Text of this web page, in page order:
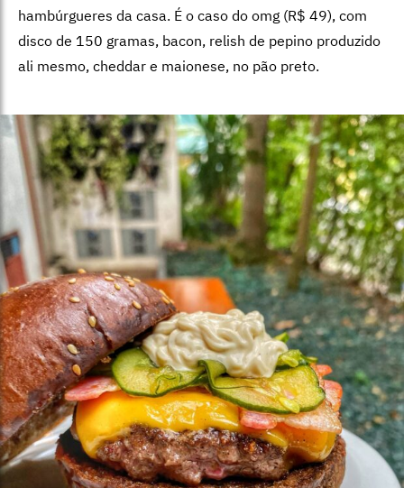
hambúrgueres da casa. É o caso do omg (R$ 49), com
disco de 150 gramas, bacon, relish de pepino produzido
ali mesmo, cheddar e maionese, no pão preto.